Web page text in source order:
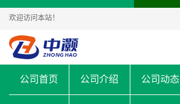
欢迎访问本站！
公司首页 公司介绍 公司动态